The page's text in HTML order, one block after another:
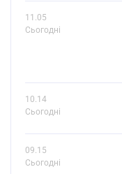
11.05
Сьогодні
10.14
Сьогодні
09.15
Сьогодні